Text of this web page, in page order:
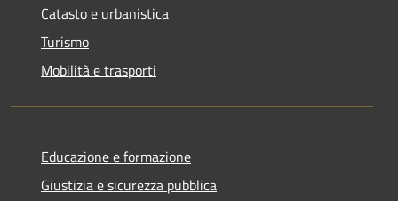
Catasto e urbanistica
Turismo
Mobilità e trasporti
Educazione e formazione
Giustizia e sicurezza pubblica